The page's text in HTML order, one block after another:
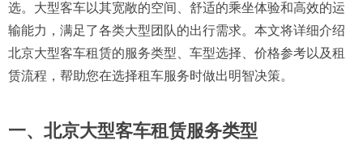
选。​大型客车以其宽敞的空间、舒适的乘坐体验和高效的运
输能力，满足了各类大型团队的出行需求。​本文将详细介绍
北京大型客车租赁的服务类型、车型选择、价格参考以及租
赁流程，帮助您在选择租车服务时做出明智决策。​
一、北京大型客车租赁服务类型